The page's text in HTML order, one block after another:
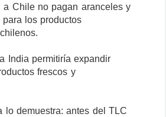
a Chile no pagan aranceles y
los productos
India permitiría expandir
frescos y
lo demuestra: antes del TLC